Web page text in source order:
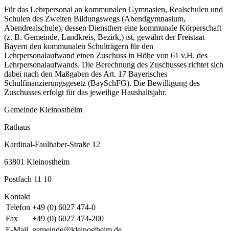
Für das Lehrpersonal an kommunalen Gymnasien, Realschulen und
Schulen des Zweiten Bildungswegs (Abendgymnasium,
Abendrealschule), dessen Dienstherr eine kommunale Körperschaft
(z. B. Gemeinde, Landkreis, Bezirk,) ist, gewährt der Freistaat
Bayern den kommunalen Schulträgern für den
Lehrpersonalaufwand einen Zuschuss in Höhe von 61 v.H. des
Lehrpersonalaufwands. Die Berechnung des Zuschusses richtet sich
dabei nach den Maßgaben des Art. 17 Bayerisches
Schulfinanzierungsgesetz (BaySchFG). Die Bewilligung des
Zuschusses erfolgt für das jeweilige Haushaltsjahr.
Gemeinde Kleinostheim
Rathaus
Kardinal-Faulhaber-Straße 12
63801 Kleinostheim
Postfach 11 10
Kontakt
Telefon +49 (0) 6027 474-0
Fax
+49 (0) 6027 474-200